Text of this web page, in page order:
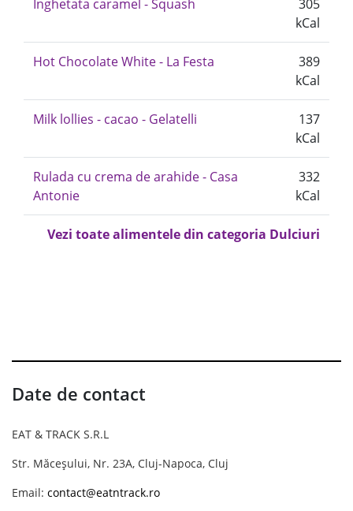
Inghetata caramel - Squash
305
kCal
Hot Chocolate White - La Festa
389
kCal
Milk lollies - cacao - Gelatelli
137
kCal
Rulada cu crema de arahide - Casa
Antonie
332
kCal
Vezi toate alimentele din categoria Dulciuri
Date de contact
EAT & TRACK S.R.L
Str. Măceșului, Nr. 23A, Cluj-Napoca, Cluj
Email: contact@eatntrack.ro